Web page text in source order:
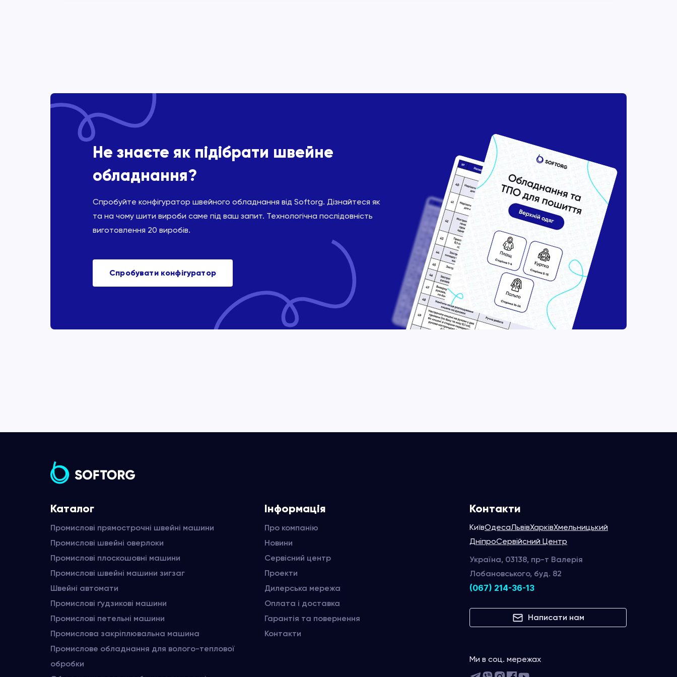
Не знаєте як підібрати швейне
обладнання?
Спробуйте конфігуратор швейного обладнання від Softorg. Дізнайтеся як
та на чому шити вироби саме під ваш запит. Технологічна послідовність
виготовлення 20 виробів.
Спробувати конфігуратор
Каталог
Промислові прямострочні швейні машини
Промислові швейні оверлоки
Промислові плоскошовні машини
Промислові швейні машини зигзаг
Швейні автомати
Промислові ґудзикові машини
Промислові петельні машини
Промислова закріплювальна машина
Промислове обладнання для волого-теплової
обробки
Інформація
Про компанію
Новини
Сервісний центр
Проекти
Дилерська мережа
Оплата і доставка
Гарантія та повернення
Контакти
Контакти
КиївОдесаЛьвівХарківХмельницький
ДніпроСервійсний Центр
Україна, 03138, пр-т Валерія
Лобановського, буд. 82
(067) 214-36-13
Написати нам
Ми в соц. мережах